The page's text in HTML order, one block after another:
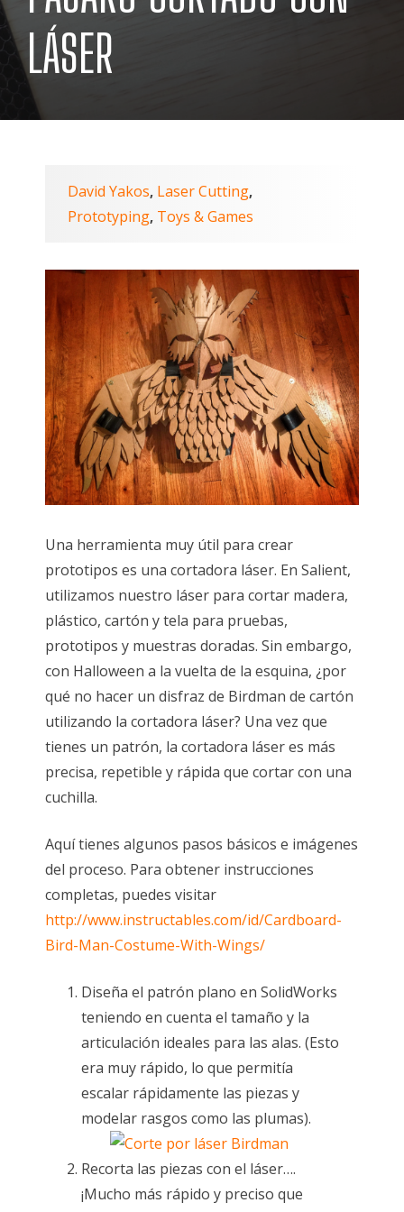
LÁSER
David Yakos, Laser Cutting,
Prototyping, Toys & Games
Una herramienta muy útil para crear
prototipos es una cortadora láser. En Salient,
utilizamos nuestro láser para cortar madera,
plástico, cartón y tela para pruebas,
prototipos y muestras doradas. Sin embargo,
con Halloween a la vuelta de la esquina, ¿por
qué no hacer un disfraz de Birdman de cartón
utilizando la cortadora láser? Una vez que
tienes un patrón, la cortadora láser es más
precisa, repetible y rápida que cortar con una
cuchilla.
Aquí tienes algunos pasos básicos e imágenes
del proceso. Para obtener instrucciones
completas, puedes visitar
http://www.instructables.com/id/Cardboard-
Bird-Man-Costume-With-Wings/
Diseña el patrón plano en SolidWorks
teniendo en cuenta el tamaño y la
articulación ideales para las alas. (Esto
era muy rápido, lo que permitía
escalar rápidamente las piezas y
modelar rasgos como las plumas).
Recorta las piezas con el láser….
¡Mucho más rápido y preciso que